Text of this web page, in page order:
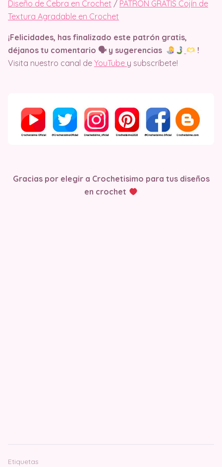
Diseño de Cebra en Crochet / PATRÓN GRATIS Cojín de
Textura Agradable en Crochet
¡Felicidades, has finalizado este patrón gratis,
déjanos tu comentario 🗣 y sugerencias
!
Visita nuestro canal de YouTube y subscríbete!
Gracias por elegir a Crochetisimo para tus diseños
en crochet
Etiquetas